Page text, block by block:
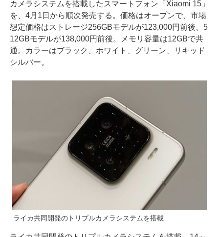
カメラシステムを搭載したスマートフォン「Xiaomi 15」
を、4月1日から順次発売する。価格はオープンで、市場
想定価格はストレージ256GBモデルが123,000円前後、5
12GBモデルが138,000円前後。メモリ容量は12GBで共
通。カラーはブラック、ホワイト、グリーン、リキッド
シルバー。
ライカ共同開発のトリプルカメラシステムを搭載